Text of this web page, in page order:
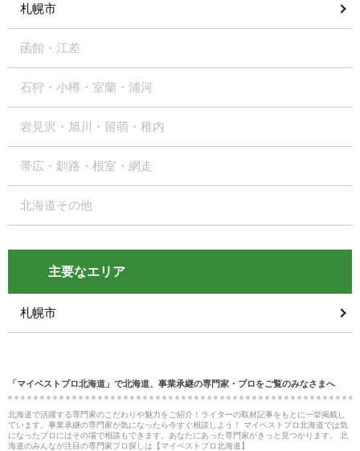
札幌市
函館・江差
石狩・小樽・室蘭・浦河
岩見沢・旭川・留萌・稚内
帯広・釧路・根室・網走
北海道その他
主要なエリア
札幌市
「マイベストプロ北海道」で北海道、事業承継の専門家・プロをご覧のみなさまへ
北海道で活躍する専門家のこだわりや魅力をご紹介！ライターの取材記事をもとに一挙掲載し
ています。事業承継の専門家が気になったら今すぐ相談しよう！ マイベストプロ北海道では気
になったプロにはその場で相談もできます。あなたにあった専門家がきっと見つかります。 北
海道のみんなが注目の専門家プロ探しは【マイベストプロ北海道】